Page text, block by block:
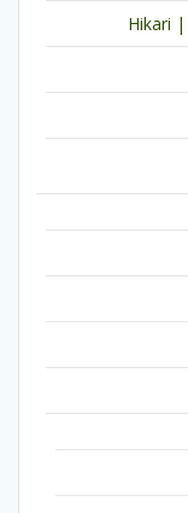
Hikari